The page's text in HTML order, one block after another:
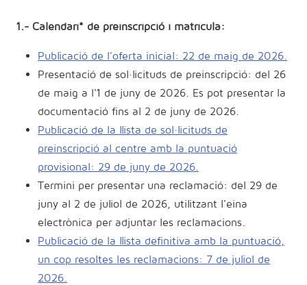
1.- Calendari* de preinscripció i matrícula:
Publicació de l'oferta inicial: 22 de maig de 2026.
Presentació de sol·licituds de preinscripció: del 26
de maig a l'1 de juny de 2026. Es pot presentar la
documentació fins al 2 de juny de 2026.
Publicació de la llista de sol·licituds de
preinscripció al centre amb la puntuació
provisional: 29 de juny de 2026.
Termini per presentar una reclamació: del 29 de
juny al 2 de juliol de 2026, utilitzant l'eina
electrònica per adjuntar les reclamacions.
Publicació de la llista definitiva amb la puntuació,
un cop resoltes les reclamacions: 7 de juliol de
2026.